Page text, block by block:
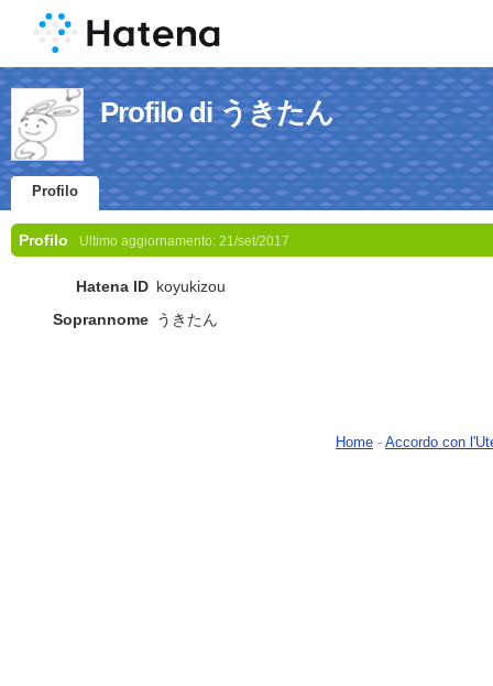
Profilo di うきたん
Profilo
Profilo Ultimo aggiornamento: 21/set/2017
Hatena ID koyukizou
Soprannome うきたん
Home - Accordo con